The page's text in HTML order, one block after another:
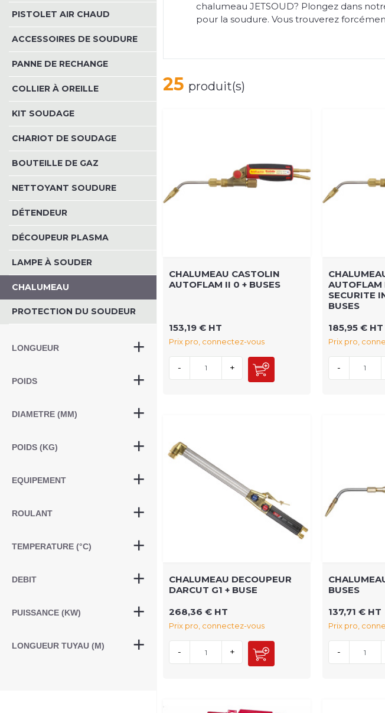
PISTOLET AIR CHAUD
ACCESSOIRES DE SOUDURE
PANNE DE RECHANGE
COLLIER À OREILLE
KIT SOUDAGE
CHARIOT DE SOUDAGE
BOUTEILLE DE GAZ
NETTOYANT SOUDURE
DÉTENDEUR
DÉCOUPEUR PLASMA
LAMPE À SOUDER
CHALUMEAU
PROTECTION DU SOUDEUR
LONGUEUR
POIDS
DIAMETRE (MM)
POIDS (KG)
EQUIPEMENT
ROULANT
TEMPERATURE (°C)
DEBIT
PUISSANCE (KW)
LONGUEUR TUYAU (M)
chalumeau JETSOUD? Plongez dans
pour la soudure. Vous trouverez
25 produit(s)
CHALUMEAU CASTOLIN
AUTOFLAM II 0 + BUSES
153,19 € HT
Prix pro, connectez-vous
- +
AUTOFLAM
SECURITE
BUSES
185,95 € HT
Prix pro,
-
CHALUMEAU DECOUPEUR
DARCUT G1 + BUSE
268,36 € HT
Prix pro, connectez-vous
- +
BUSES
137,71 € HT
Prix pro,
-